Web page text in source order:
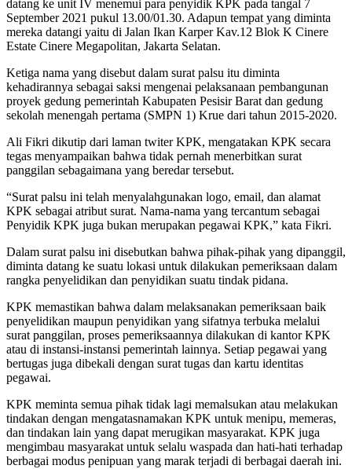
datang ke unit IV menemui para penyidik KPK pada tangal 7
September 2021 pukul 13.00/01.30. Adapun tempat yang diminta
mereka datangi yaitu di Jalan Ikan Karper Kav.12 Blok K Cinere
Estate Cinere Megapolitan, Jakarta Selatan.
Ketiga nama yang disebut dalam surat palsu itu diminta
kehadirannya sebagai saksi mengenai pelaksanaan pembangunan
proyek gedung pemerintah Kabupaten Pesisir Barat dan gedung
sekolah menengah pertama (SMPN 1) Krue dari tahun 2015-2020.
Ali Fikri dikutip dari laman twiter KPK, mengatakan KPK secara
tegas menyampaikan bahwa tidak pernah menerbitkan surat
panggilan sebagaimana yang beredar tersebut.
“Surat palsu ini telah menyalahgunakan logo, email, dan alamat
KPK sebagai atribut surat. Nama-nama yang tercantum sebagai
Penyidik KPK juga bukan merupakan pegawai KPK,” kata Fikri.
Dalam surat palsu ini disebutkan bahwa pihak-pihak yang dipanggil,
diminta datang ke suatu lokasi untuk dilakukan pemeriksaan dalam
rangka penyelidikan dan penyidikan suatu tindak pidana.
KPK memastikan bahwa dalam melaksanakan pemeriksaan baik
penyelidikan maupun penyidikan yang sifatnya terbuka melalui
surat panggilan, proses pemeriksaannya dilakukan di kantor KPK
atau di instansi-instansi pemerintah lainnya. Setiap pegawai yang
bertugas juga dibekali dengan surat tugas dan kartu identitas
pegawai.
KPK meminta semua pihak tidak lagi memalsukan atau melakukan
tindakan dengan mengatasnamakan KPK untuk menipu, memeras,
dan tindakan lain yang dapat merugikan masyarakat. KPK juga
mengimbau masyarakat untuk selalu waspada dan hati-hati terhadap
berbagai modus penipuan yang marak terjadi di berbagai daerah ini.